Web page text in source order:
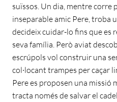
suïssos. Un dia, mentre corre
inseparable amic Pere, troba
decideix cuidar-lo fins que es
seva família. Però aviat
escrúpols vol construir una
col·locant trampes per caçar
Pere es proposen una missió
tracta només de salvar el